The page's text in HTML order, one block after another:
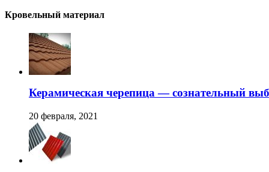
Кровельный материал
Керамическая черепица — сознательный
20 февраля, 2021